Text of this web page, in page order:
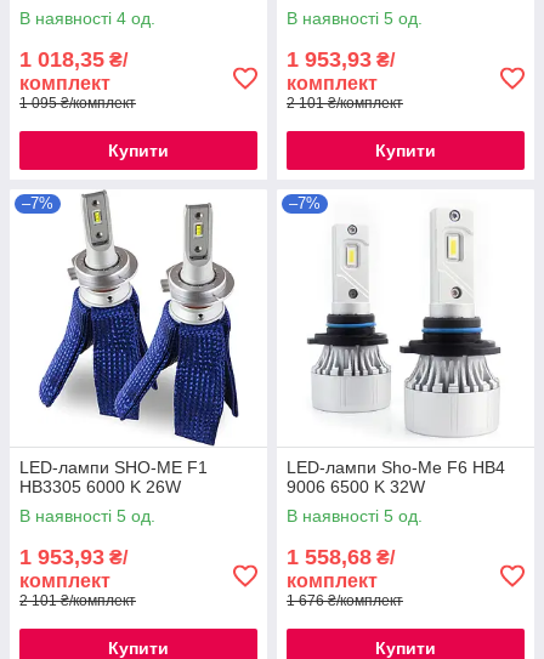
В наявності 4 од.
1 018,35 ₴/
комплект
1 095 ₴/комплект
Купити
В наявності 5 од.
1 953,93 ₴/
комплект
2 101 ₴/комплект
Купити
–7%
LED-лампи SHO-ME F1
HB3305 6000 K 26W
В наявності 5 од.
1 953,93 ₴/
комплект
2 101 ₴/комплект
Купити
–7%
LED-лампи Sho-Me F6 HB4
9006 6500 K 32W
В наявності 5 од.
1 558,68 ₴/
комплект
1 676 ₴/комплект
Купити